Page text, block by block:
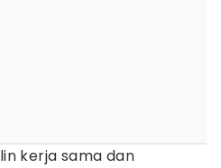
kerja sama dan